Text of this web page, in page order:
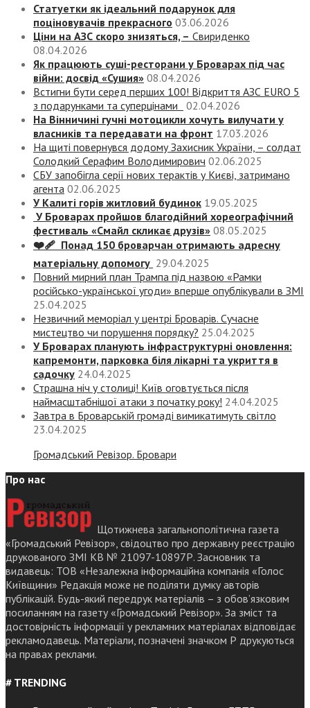
Статуетки як ідеальний подарунок для
поціновувачів прекрасного 03.06.2026
Ціни на АЗС скоро знизяться, – Свириденко
08.04.2026
Як працюють суші-ресторани у Броварах під час
війни: досвід «Сушия» 08.04.2026
Встигни бути серед перших 100! Відкриття АЗС EURO 5
з подарунками та суперцінами
02.04.2026
На Вінничині гучні мотоцикли хочуть вилучати у
власників та передавати на фронт 17.03.2026
На щиті повернувся додому Захисник України, – солдат
Солодкий Серафим Володимирович 02.06.2025
СБУ запобігла серії нових терактів у Києві, затримано
агента 02.06.2025
У Калиті горів житловий будинок 19.05.2025
У Броварах пройшов благодійний хореографічний
фестиваль «Смайл скликає друзів» 08.05.2025
❤️‍🩹 Понад 150 броварчан отримають адресну
матеріальну допомогу 29.04.2025
Повний мирний план Трампа під назвою «‎Рамки
російсько-української угоди» вперше опублікували в ЗМІ
25.04.2025
Незвичний меморіал у центрі Броварів. Сучасне
мистецтво чи порушення порядку? 25.04.2025
У Броварах планують інфраструктурні оновлення:
капремонти, парковка біля лікарні та укриття в
садочку 24.04.2025
Страшна ніч у столиці! Київ оговтується після
наймасштабнішої атаки з початку року! 24.04.2025
Завтра в Броварській громаді вимикатимуть світло
23.04.2025
Громадський Ревізор. Бровари
Про нас
Щотижнева загальнополітична газета
«Громадський Ревізор», свідоцтво про державну реєстрацію
друкованого ЗМІ КВ № 21097-10897Р. Засновник та
видавець: ТОВ «Незалежна інформаційна компанія «Голос
Київщини» Редакція може не поділяти думку авторів
публікацій. Будь-який передрук матеріалів – з обов’язковим
посиланням на газету «Громадський Ревізор». За зміст та
достовірність інформації у рекламних матеріалах відповідає
рекламодавець. Матеріали, позначені значком Р друкуються
на правах реклами.
# TRENDING